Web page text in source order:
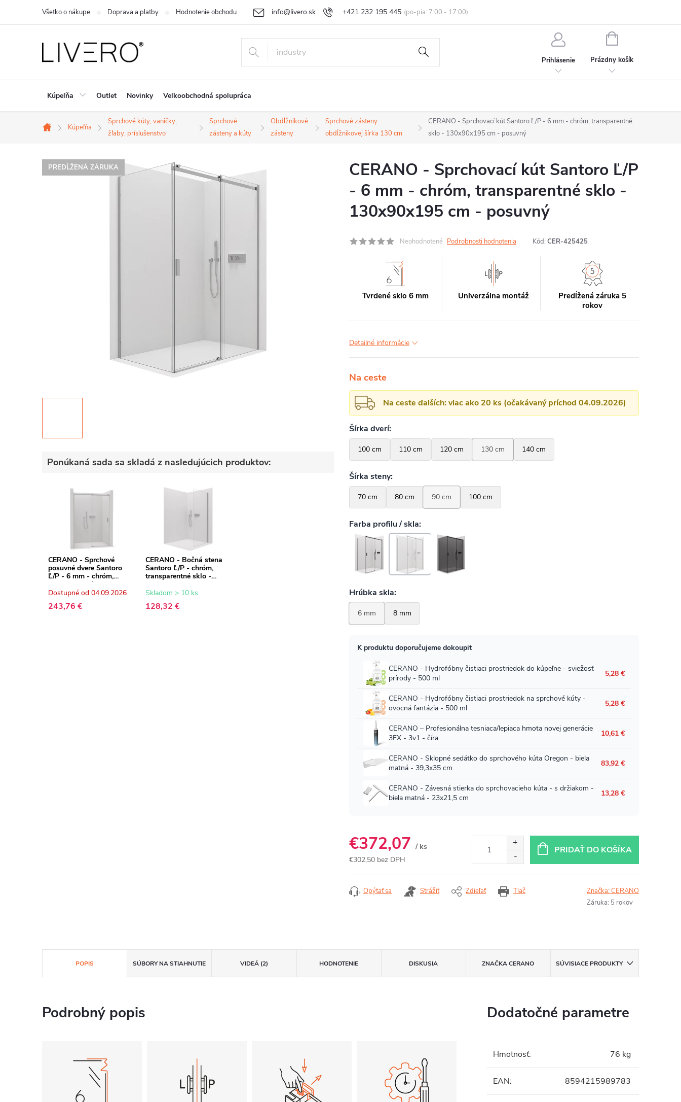
+421 232 195 445
info@livero.sk
Všetko o nákupe Doprava a platby Hodnotenie obchodu Vrátenie tovaru a reklamácia Obchodné podmienky Podmienky ochrany osobných údajov
Prihlásenie
NÁKUPNÝ
Prázdny košík
Kúpeľňa Outlet Novinky Veľkoobchodná spolupráca
Domov
Kúpeľňa
Sprchové kúty, vaničky,
žľaby, príslušenstvo
Sprchové
zásteny a kúty
Obdĺžnikové
zásteny
Sprchové zásteny
obdĺžnikovej šírka 130 cm
CERANO - Sprchovací kút Santoro Ľ/P - 6 mm - chróm, transparentné
sklo - 130x90x195 cm - posuvný
PREDĹŽENÁ ZÁRUKA
Ponúkaná sada sa skladá z nasledujúcich produktov:
CERANO - Sprchové
posuvné dvere Santoro
Ľ/P - 6 mm - chróm,
transparentné sklo -
130x195 cm
Dostupné od 04.09.2026
243,76 €
CERANO - Bočná stena
Santoro Ľ/P - chróm,
transparentné sklo -
Skladom > 10 ks
128,32 €
CERANO - Sprchovací kút Santoro Ľ/P
- 6 mm - chróm, transparentné sklo -
130x90x195 cm - posuvný
Neohodnotené Podrobnosti hodnotenia Kód: CER-425425
Tvrdené sklo 6 mm Univerzálna montáž
Predĺžená záruka 5
rokov
Detailné informácie
Na ceste
Na ceste ďalších: viac ako 20 ks (očakávaný príchod 04.09.2026)
€372,07 / ks
€302,50 bez DPH
PRIDAŤ DO KOŠÍKA
Tlač
Opýtať sa Strážiť Zdieľať Značka:CERANO
Záruka: 5 rokov
POPIS SÚBORY NA STIAHNUTIE VIDEÁ (2) HODNOTENIE DISKUSIA ZNAČKACERANO SÚVISIACE PRODUKTY
Podrobný popis Dodatočné parametre
Hmotnosť: 76 kg
EAN: 8594215989783